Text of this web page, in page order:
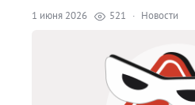
1 июня 2026 521 · Новости